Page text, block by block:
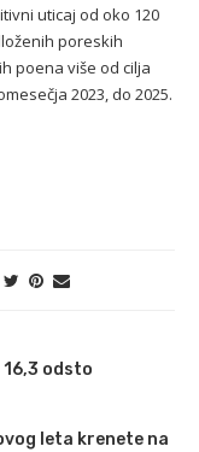
uticaj od oko 120
poreskih
poena više od cilja
2023, do 2025.
odsto
leta krenete na